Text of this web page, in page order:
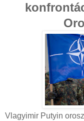
Vlagyimir Putyin